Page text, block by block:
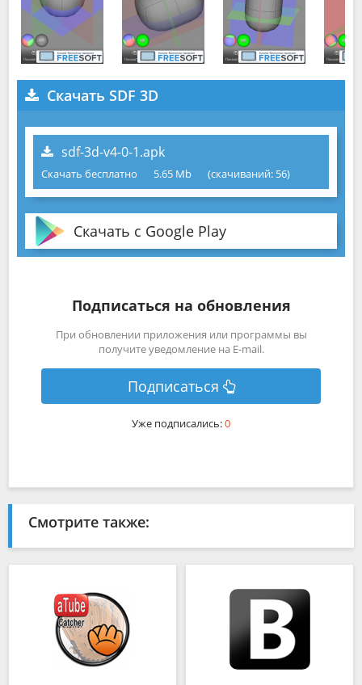
Скачать SDF 3D
sdf-3d-v4-0-1.apk
Скачать бесплатно 5.65 Mb (cкачиваний: 56)
Скачать с Google Play
Подписаться на обновления
При обновлении приложения или программы вы
получите уведомление на E-mail.
Подписаться
Уже подписались:0
Смотрите также: